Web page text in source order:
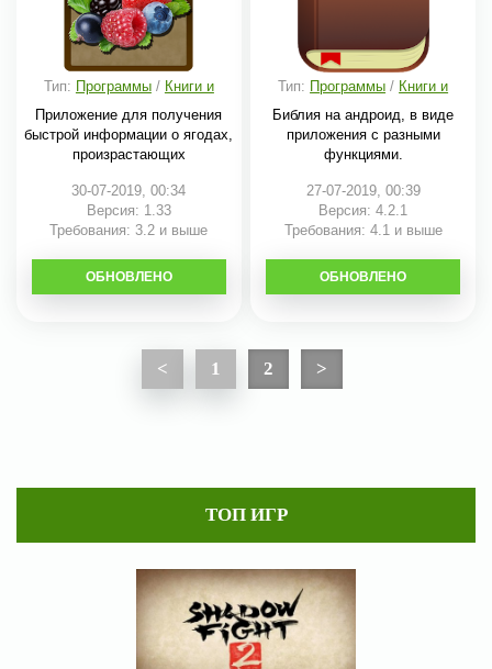
Тип: Программы/ Книги и
Приложение для получения
быстрой информации о ягодах,
произрастающих
30-07-2019, 00:34
Версия: 1.33
Требования: 3.2 и выше
СКАЧАТЬ
ОБНОВЛЕНО
Тип: Программы / Книги и
Библия на андроид, в виде
приложения с разными
функциями.
27-07-2019, 00:39
Версия: 4.2.1
Требования: 4.1 и выше
СКАЧАТЬ
ОБНОВЛЕНО
< 1 2 >
ТОП ИГР